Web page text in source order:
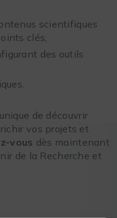
scientifiques
clés,
des outils
de découvrir
vos projets et
vous dès maintenant
de la Recherche et